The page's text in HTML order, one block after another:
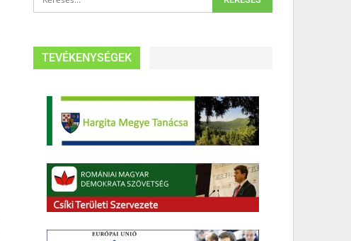
TEVÉKENYSÉGEK